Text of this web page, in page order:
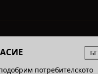
БГ
потребителското